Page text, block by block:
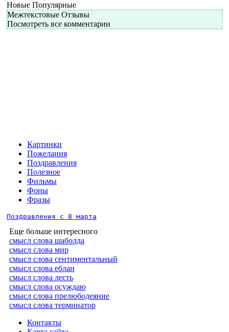
Новые Популярные
Межтекстовые Отзывы
Посмотреть все комментарии
Картинки
Пожелания
Поздравления
Полезное
Фильмы
Фоны
Фразы
Поздравления с 8 марта
Еще больше интересного
смысл слова шаболда
смысл слова мир
смысл слова сентиментальный
смысл слова еблан
смысл слова лесть
смысл слова осуждаю
смысл слова прелюбодеяние
смысл слова терминатор
Контакты